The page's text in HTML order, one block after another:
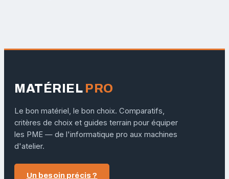
MATÉRIEL PRO
Le bon matériel, le bon choix. Comparatifs,
critères de choix et guides terrain pour équiper
les PME — de l'informatique pro aux machines
d'atelier.
Un besoin précis ?